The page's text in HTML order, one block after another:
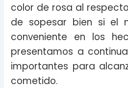
color de rosa al
de sopesar bien si el
conveniente en los
presentamos a
importantes para
cometido.